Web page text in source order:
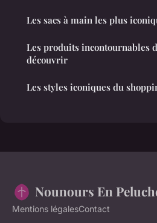
Les sacs à main les plus
Les produits incontournables
découvrir
Les styles iconiques du
Nounours En
Mentions légalesContact